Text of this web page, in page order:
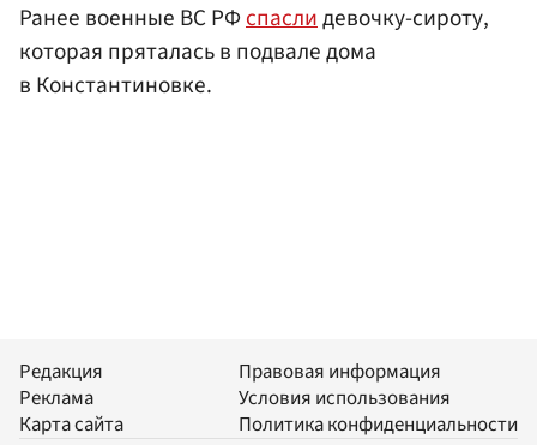
Ранее военные ВС РФспаслидевочку-сироту,
которая пряталась в подвале дома
в Константиновке.
Редакция
Реклама
Карта сайта
Правовая информация
Условия использования
Политика конфиденциальности